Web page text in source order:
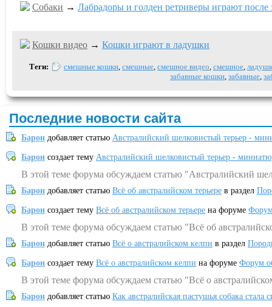
Собаки → Лабрадоры и голден ретриверы играют после
Кошки видео → Кошки играют в ладушки
Теги: смешные кошки, смешные, смешное видео, смешное,
забавные кошки, забавные,
Последние новости сайта
Барон добавляет статью Австралийский шелковистый терьер -
Барон создает тему Австралийский шелковистый терьер -
В этой теме форума обсуждаем статью "Австралийский
Барон добавляет статью Всё об австралийском терьере в раздел
Барон создает тему Всё об австралийском терьере на форуме
В этой теме форума обсуждаем статью "Всё об
Барон добавляет статью Всё о австралийском келпи в раздел
Барон создает тему Всё о австралийском келпи на форуме Форум
В этой теме форума обсуждаем статью "Всё о
Барон добавляет статью Как австралийская пастушья собака